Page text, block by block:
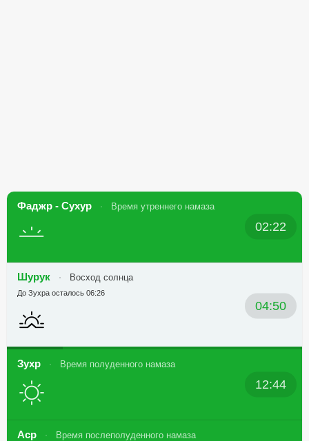
Фаджр - Сухур Время утреннего намаза
02:22
Шурук Восход солнца
04:50
До Зухра осталось 06:26
Зухр Время полуденного намаза
12:44
Аср Время послеполуденного намаза